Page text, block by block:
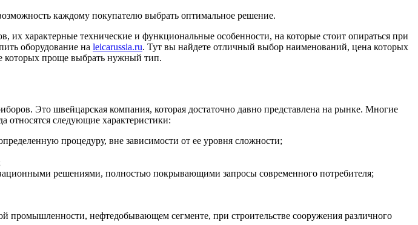
каждому покупателю выбрать оптимальное решение.
характерные технические и функциональные особенности, на которые стоит опираться при
оборудование на leicarussia.ru. Тут вы найдете отличный выбор наименований, цена которых
которых проще выбрать нужный тип.
Это швейцарская компания, которая достаточно давно представлена на рынке. Многие
следующие характеристики:
процедуру, вне зависимости от ее уровня сложности;
решениями, полностью покрывающими запросы современного потребителя;
промышленности, нефтедобывающем сегменте, при строительстве сооружения различного